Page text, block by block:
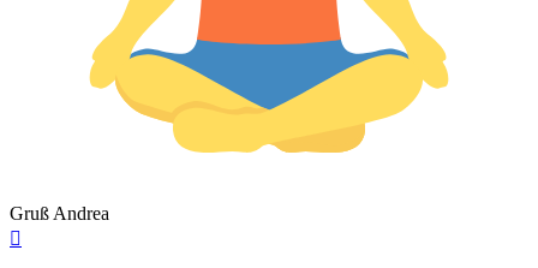
Gruß Andrea